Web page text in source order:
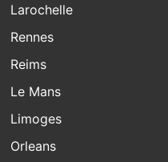
Larochelle
Rennes
Reims
Le Mans
Limoges
Orleans